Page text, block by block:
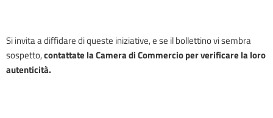
Si invita a diffidare di queste iniziative, e se il bollettino vi sembra
sospetto,contattate la Camera di Commercio per verificare la loro
autenticità.